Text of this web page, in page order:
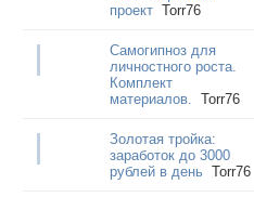
проект Torr76
Самогипноз для
личностного роста.
Комплект
материалов.
Torr76
Золотая тройка:
заработок до 3000
рублей в день Torr76